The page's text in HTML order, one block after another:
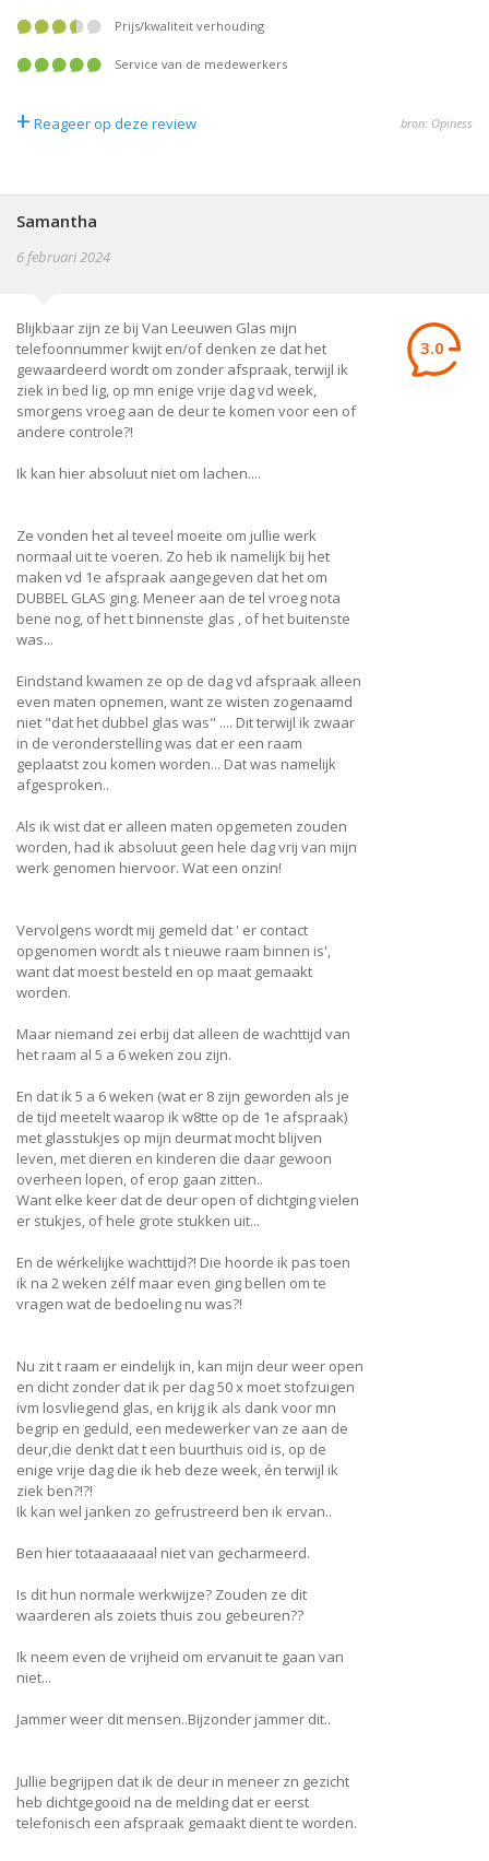
prijs/kwaliteit verhouding
service van de medewerkers
+ Reageer op deze review bron: Opiness
Samantha
6 februari 2024
Blijkbaar zijn ze bij Van Leeuwen Glas mijn
telefoonnummer kwijt en/of denken ze dat het
gewaardeerd wordt om zonder afspraak, terwijl ik
ziek in bed lig, op mn enige vrije dag vd week,
smorgens vroeg aan de deur te komen voor een of
andere controle?!
Ik kan hier absoluut niet om lachen....
Ze vonden het al teveel moeite om jullie werk
normaal uit te voeren. Zo heb ik namelijk bij het
maken vd 1e afspraak aangegeven dat het om
DUBBEL GLAS ging. Meneer aan de tel vroeg nota
bene nog, of het t binnenste glas , of het buitenste
was...
Eindstand kwamen ze op de dag vd afspraak alleen
even maten opnemen, want ze wisten zogenaamd
niet "dat het dubbel glas was" .... Dit terwijl ik zwaar
in de veronderstelling was dat er een raam
geplaatst zou komen worden... Dat was namelijk
afgesproken..
Als ik wist dat er alleen maten opgemeten zouden
worden, had ik absoluut geen hele dag vrij van mijn
werk genomen hiervoor. Wat een onzin!
Vervolgens wordt mij gemeld dat ' er contact
opgenomen wordt als t nieuwe raam binnen is',
want dat moest besteld en op maat gemaakt
worden.
Maar niemand zei erbij dat alleen de wachttijd van
het raam al 5 a 6 weken zou zijn.
En dat ik 5 a 6 weken (wat er 8 zijn geworden als je
de tijd meetelt waarop ik w8tte op de 1e afspraak)
met glasstukjes op mijn deurmat mocht blijven
leven, met dieren en kinderen die daar gewoon
overheen lopen, of erop gaan zitten..
Want elke keer dat de deur open of dichtging vielen
er stukjes, of hele grote stukken uit...
En de wérkelijke wachttijd?! Die hoorde ik pas toen
ik na 2 weken zélf maar even ging bellen om te
vragen wat de bedoeling nu was?!
Nu zit t raam er eindelijk in, kan mijn deur weer open
en dicht zonder dat ik per dag 50 x moet stofzuigen
ivm losvliegend glas, en krijg ik als dank voor mn
begrip en geduld, een medewerker van ze aan de
deur,die denkt dat t een buurthuis oid is, op de
enige vrije dag die ik heb deze week, én terwijl ik
ziek ben?!?!
Ik kan wel janken zo gefrustreerd ben ik ervan..
Ben hier totaaaaaaal niet van gecharmeerd.
Is dit hun normale werkwijze? Zouden ze dit
waarderen als zoiets thuis zou gebeuren??
Ik neem even de vrijheid om ervanuit te gaan van
niet...
Jammer weer dit mensen..Bijzonder jammer dit..
Jullie begrijpen dat ik de deur in meneer zn gezicht
heb dichtgegooid na de melding dat er eerst
telefonisch een afspraak gemaakt dient te worden.
3.0